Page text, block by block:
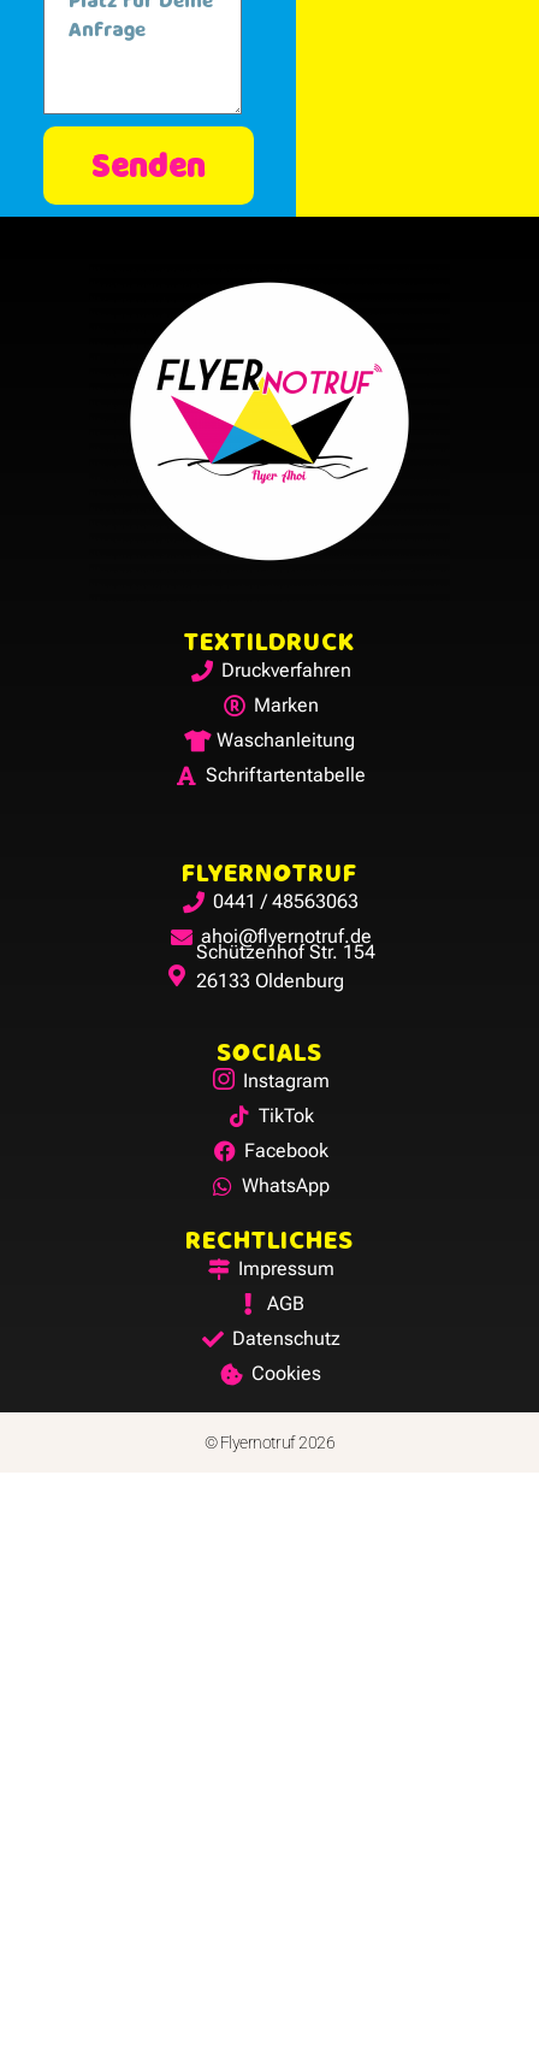
Senden
Alternative:
TEXTILDRUCK
Druckverfahren
Marken
Waschanleitung
Schriftartentabelle
FLYERNOTRUF
0441 / 48563063
ahoi@flyernotruf.de
Schützenhof Str. 154
26133 Oldenburg
SOCIALS
Instagram
TikTok
Facebook
WhatsApp
RECHTLICHES
Impressum
AGB
Datenschutz
Cookies
© Flyernotruf 2026